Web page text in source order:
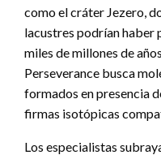
como el cráter Jezero,
lacustres podrían
miles de millones de
Perseverance busca
formados en presencia
firmas isotópicas
Los especialistas